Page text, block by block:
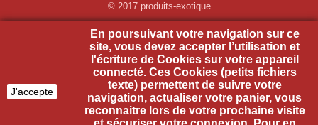
© 2017 produits-exotique
Informations sur votre boutique
J'accepte
En poursuivant votre navigation sur ce
site, vous devez accepter l’utilisation et
l'écriture de Cookies sur votre appareil
connecté. Ces Cookies (petits fichiers
texte) permettent de suivre votre
navigation, actualiser votre panier, vous
reconnaitre lors de votre prochaine visite